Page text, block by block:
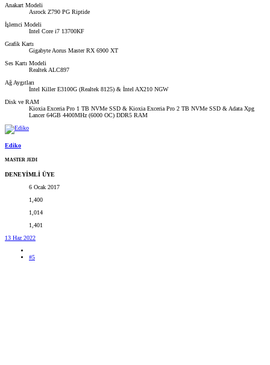
Anakart Modeli
Asrock Z790 PG Riptide
İşlemci Modeli
Intel Core i7 13700KF
Grafik Kartı
Gigabyte Aorus Master RX 6900 XT
Ses Kartı Modeli
Realtek ALC897
Ağ Aygıtları
İntel Killer E3100G (Realtek 8125) & İntel AX210 NGW
Disk ve RAM
Kioxia Exceria Pro 1 TB NVMe SSD & Kioxia Exceria Pro 2 TB NVMe SSD & Adata Xpg
Lancer 64GB 4400MHz (6000 OC) DDR5 RAM
Ediko
MASTER JEDI
DENEYİMLİ ÜYE
6 Ocak 2017
1,400
1,014
1,401
13 Haz 2022
#5